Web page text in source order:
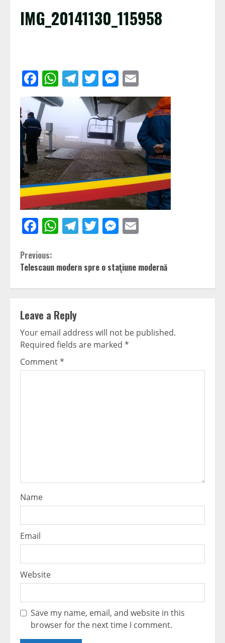
IMG_20141130_115958
Facebook
WhatsApp
Telegram
TwitterMessenger
Facebook
WhatsApp
Telegram
TwitterMessenger
Continue
Reading
Previous:
Telescaun modern spre o staţiune modernă
Leave a Reply
Your email address will not be published.
Required fields are marked *
Comment*
Name
Email
Website
Save my name, email, and website in this
browser for the next time I comment.